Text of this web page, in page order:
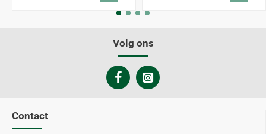
Volg ons
Contact